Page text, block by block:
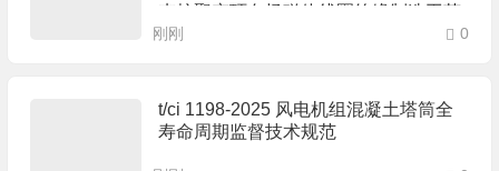
束核聚变环向场磁体线圈绝缘制造工艺
规范
刚刚 0
t/ci 1198-2025 风电机组混凝土塔筒全
寿命周期监督技术规范